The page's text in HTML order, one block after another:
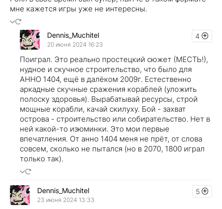
мне кажется игры уже не интересны.
4
Dennis_Muchitel
20 июня 2024 16:23
Поиграл. Это реально простецкий сюжет (МЕСТЬ!),
нудное и скучное строительство, что было для
АННО 1404, ещё в далёком 2009г. Естественно
аркадные скучные сражения кораблей (уложить
полоску здоровья). Вырабатывай ресурсы, строй
мощные корабли, качай скилуху. Бой - захват
острова - строительство или собирательство. Нет в
ней какой-то изюминки. Это мои первые
впечатления. От анно 1404 меня не прёт, от слова
совсем, сколько не пытался (но в 2070, 1800 играл
только так).
5
Dennis_Muchitel
23 июня 2024 13:33